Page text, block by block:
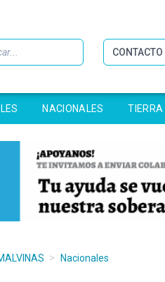
CONTACTO
NACIONALES TIERRA
> Nacionales